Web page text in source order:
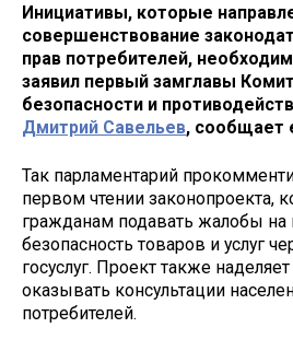
Инициативы, которые
совершенствование
прав потребителей,
заявил первый замглавы
безопасности и
Дмитрий Савельев, сообщает
Так парламентарий
первом чтении законопроекта,
гражданам подавать жалобы на
безопасность товаров и услуг
госуслуг. Проект также
оказывать консультации
потребителей.